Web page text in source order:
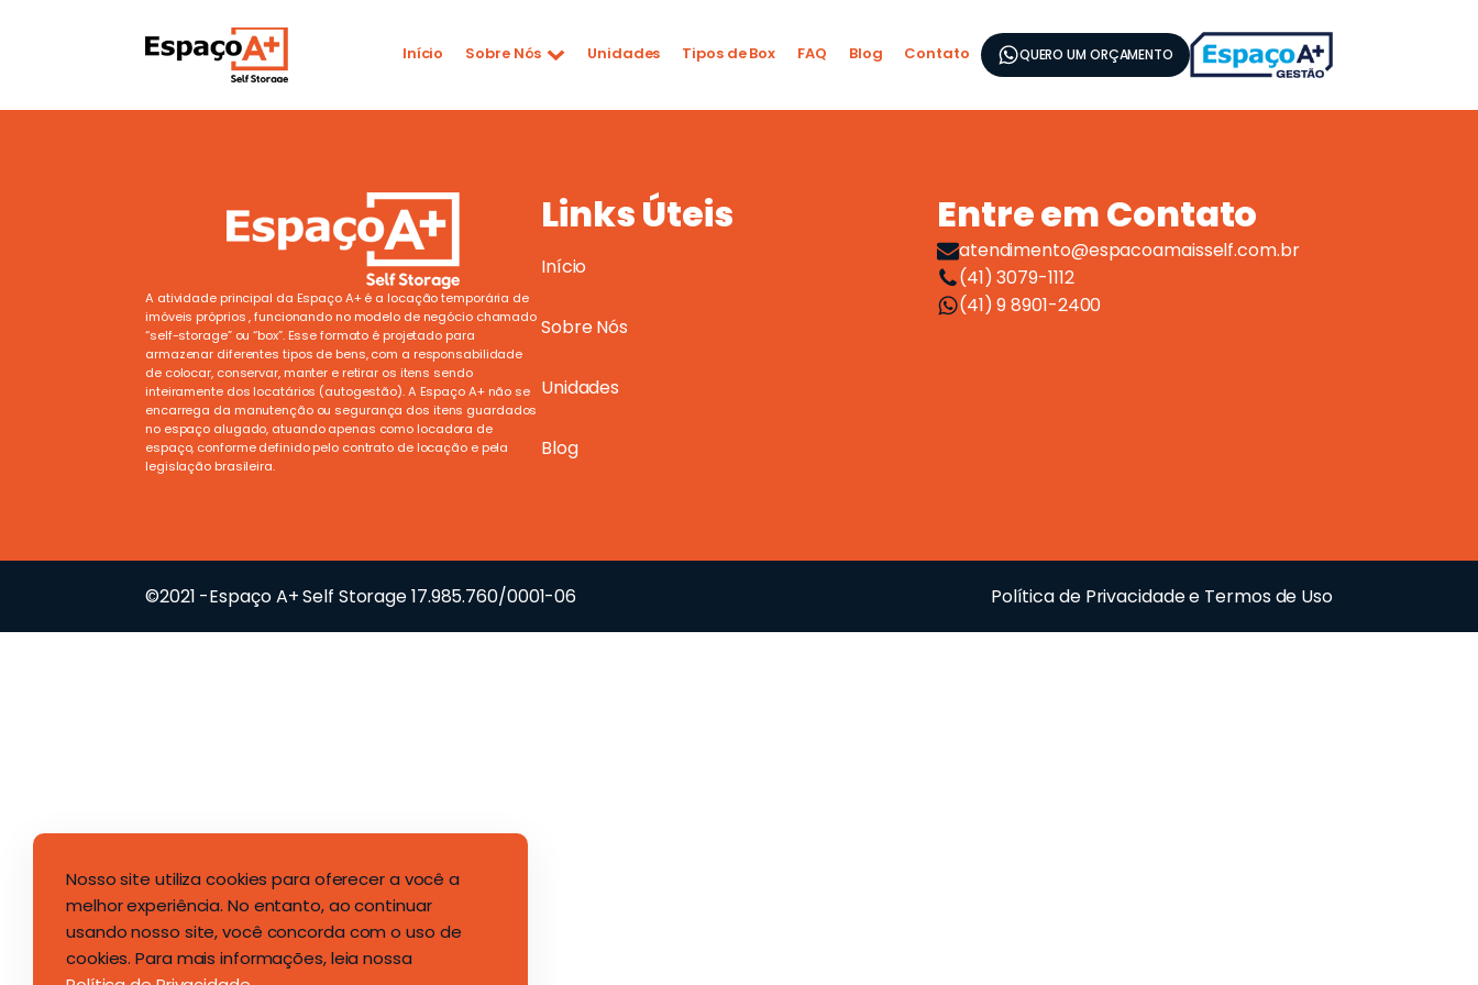
Início Sobre Nós Unidades Tipos de Box FAQ Blog Contato QUERO UM ORÇAMENTO
A atividade principal da Espaço A+ é a locação temporária de
imóveis próprios , funcionando no modelo de negócio chamado
“self-storage” ou “box”. Esse formato é projetado para
armazenar diferentes tipos de bens, com a responsabilidade
de colocar, conservar, manter e retirar os itens sendo
inteiramente dos locatários (autogestão). A Espaço A+ não se
encarrega da manutenção ou segurança dos itens guardados
no espaço alugado, atuando apenas como locadora de
espaço, conforme definido pelo contrato de locação e pela
legislação brasileira.
Links Úteis
Início
Sobre Nós
Unidades
Blog
Entre em Contato
atendimento@espacoamaisself.com.br
(41) 3079-1112
(41) 9 8901-2400
©2021 -Espaço A+ Self Storage 17.985.760/0001-06 Política de Privacidade e Termos de Uso
Nosso site utiliza cookies para oferecer a você a
melhor experiência. No entanto, ao continuar
usando nosso site, você concorda com o uso de
cookies. Para mais informações, leia nossa